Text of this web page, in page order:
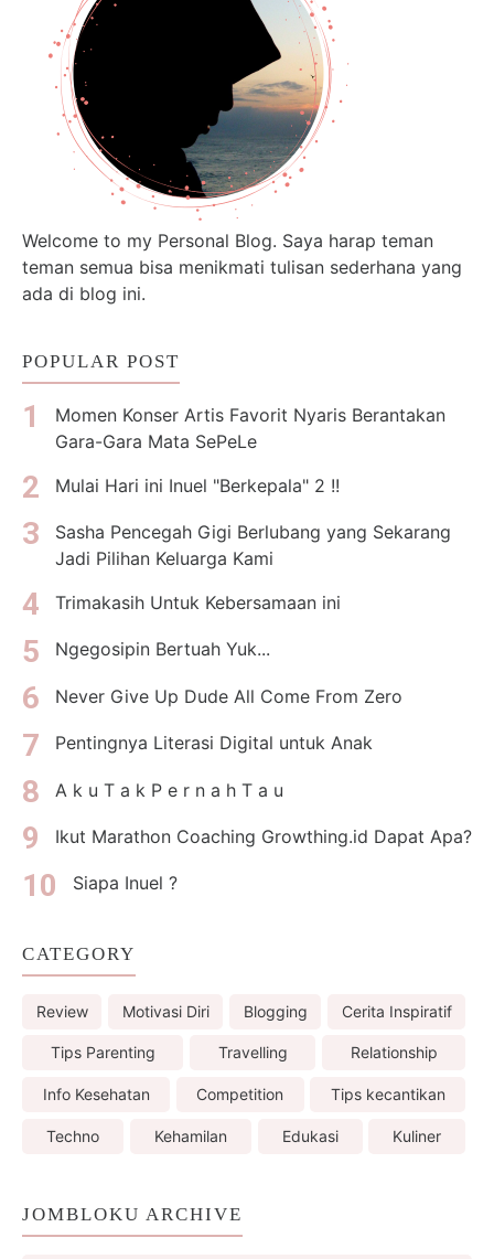
Welcome to my Personal Blog. Saya harap teman
teman semua bisa menikmati tulisan sederhana yang
ada di blog ini.
POPULAR POST
Momen Konser Artis Favorit Nyaris Berantakan
Gara-Gara Mata SePeLe
Mulai Hari ini Inuel "Berkepala" 2 !!
Sasha Pencegah Gigi Berlubang yang Sekarang
Jadi Pilihan Keluarga Kami
Trimakasih Untuk Kebersamaan ini
Ngegosipin Bertuah Yuk...
Never Give Up Dude All Come From Zero
Pentingnya Literasi Digital untuk Anak
A k u T a k P e r n a h T a u
Ikut Marathon Coaching Growthing.id Dapat Apa?
Siapa Inuel ?
CATEGORY
Review Motivasi Diri Blogging Cerita Inspiratif
Tips Parenting Travelling Relationship
Info Kesehatan Competition Tips kecantikan
Techno Kehamilan Edukasi Kuliner
JOMBLOKU ARCHIVE